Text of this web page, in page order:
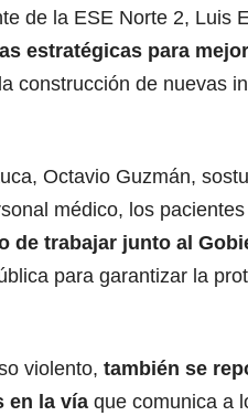
de la ESE Norte 2, Luis
estratégicas para
construcción de nuevas
Octavio Guzmán,
médico, los
de trabajar junto al
para garantizar la
violento, también se
en la vía que comunica a